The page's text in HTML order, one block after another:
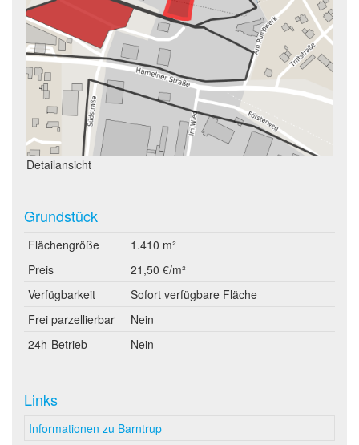
Detailansicht
Grundstück
Flächengröße
1.410 m²
Preis
21,50 €/m²
Verfügbarkeit
Sofort verfügbare Fläche
Frei parzellierbar
Nein
24h-Betrieb
Nein
Links
Informationen zu Barntrup